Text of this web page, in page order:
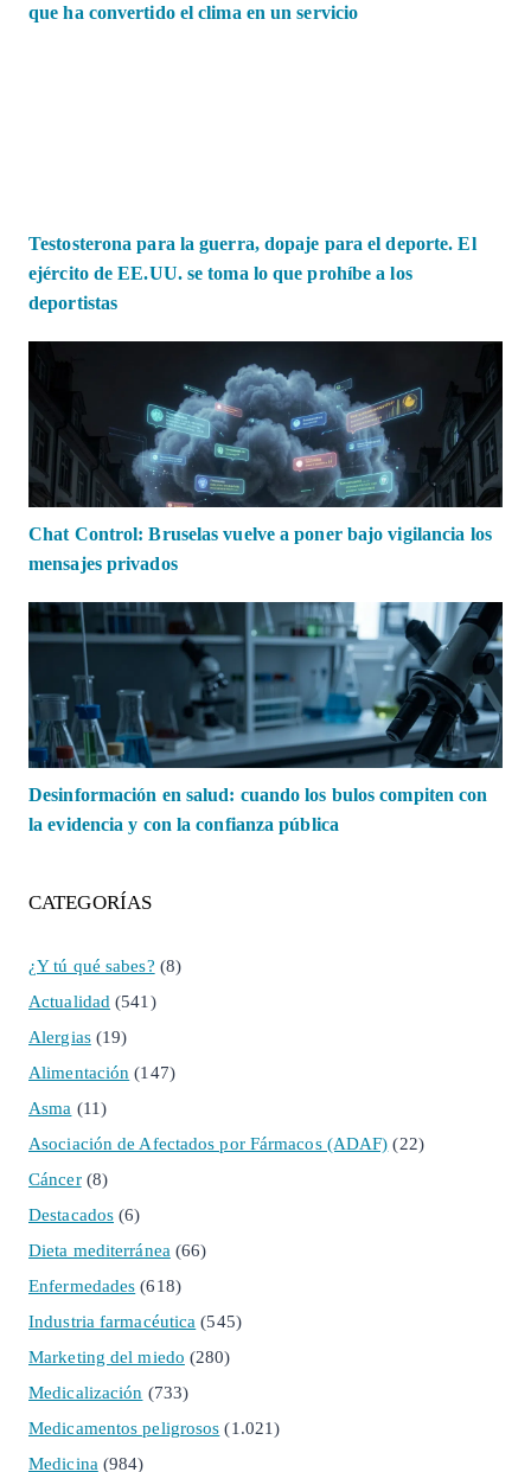
que ha convertido el clima en un servicio
Testosterona para la guerra, dopaje para el deporte. El
ejército de EE.UU. se toma lo que prohíbe a los
deportistas
Chat Control: Bruselas vuelve a poner bajo vigilancia los
mensajes privados
Desinformación en salud: cuando los bulos compiten con
la evidencia y con la confianza pública
CATEGORÍAS
¿Y tú qué sabes? (8)
Actualidad (541)
Alergias(19)
Alimentación (147)
Asma (11)
Asociación de Afectados por Fármacos (ADAF) (22)
Cáncer(8)
Destacados (6)
Dieta mediterránea (66)
Enfermedades (618)
Industria farmacéutica (545)
Marketing del miedo (280)
Medicalización (733)
Medicamentos peligrosos (1.021)
Medicina (984)